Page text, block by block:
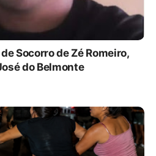
Socorro de Zé Romeiro,
do Belmonte